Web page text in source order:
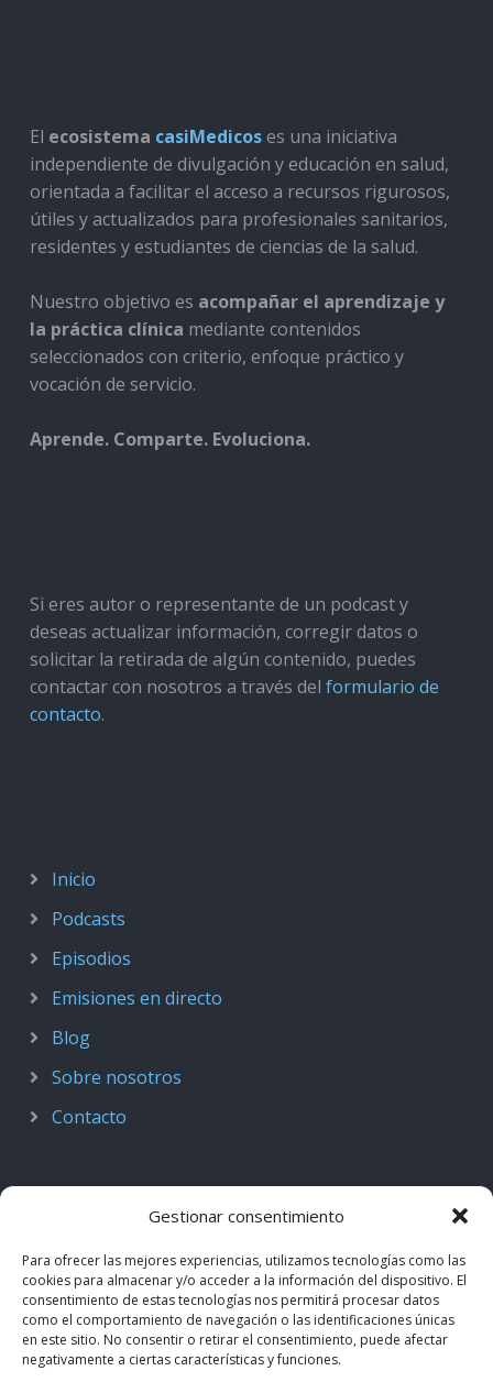
Gestionar consentimiento
Para ofrecer las mejores experiencias, utilizamos tecnologías como las
cookies para almacenar y/o acceder a la información del dispositivo. El
consentimiento de estas tecnologías nos permitirá procesar datos
como el comportamiento de navegación o las identificaciones únicas
en este sitio. No consentir o retirar el consentimiento, puede afectar
negativamente a ciertas características y funciones.
El ecosistema casiMedicoses una iniciativa
independiente de divulgación y educación en salud,
orientada a facilitar el acceso a recursos rigurosos,
útiles y actualizados para profesionales sanitarios,
residentes y estudiantes de ciencias de la salud.
Nuestro objetivo es acompañar el aprendizaje y
la práctica clínica mediante contenidos
seleccionados con criterio, enfoque práctico y
vocación de servicio.
Aprende. Comparte. Evoluciona.
Si eres autor o representante de un podcast y
deseas actualizar información, corregir datos o
solicitar la retirada de algún contenido, puedes
contactar con nosotros a través del formulario de
contacto.
Inicio
Podcasts
Episodios
Emisiones en directo
Blog
Sobre nosotros
Contacto